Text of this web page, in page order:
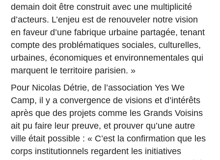
demain doit être construit avec une multiplicité
d’acteurs. L’enjeu est de renouveler notre vision
en faveur d’une fabrique urbaine partagée, tenant
compte des problématiques sociales, culturelles,
urbaines, économiques et environnementales qui
marquent le territoire parisien. »
Pour Nicolas Détrie, de l’association Yes We
Camp, il y a convergence de visions et d’intérêts
après que des projets comme les Grands Voisins
ait pu faire leur preuve, et prouver qu’une autre
ville était possible : « C’est la confirmation que les
corps institutionnels regardent les initiatives